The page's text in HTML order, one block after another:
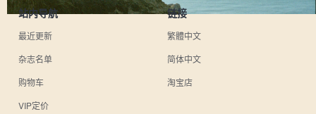
站内导航
最近更新
杂志名单
购物车
VIP定价
链接
繁體中文
简体中文
淘宝店